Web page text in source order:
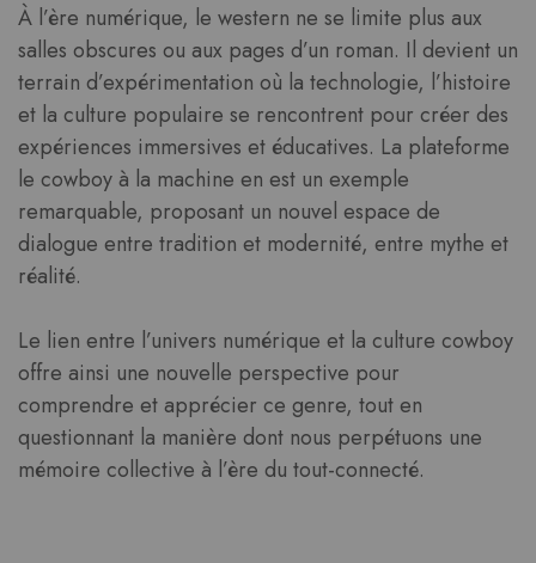
À l’ère numérique, le western ne se limite plus aux
salles obscures ou aux pages d’un roman. Il devient un
terrain d’expérimentation où la technologie, l’histoire
et la culture populaire se rencontrent pour créer des
expériences immersives et éducatives. La plateforme
le cowboy à la machine en est un exemple
remarquable, proposant un nouvel espace de
dialogue entre tradition et modernité, entre mythe et
réalité.
Le lien entre l’univers numérique et la culture cowboy
offre ainsi une nouvelle perspective pour
comprendre et apprécier ce genre, tout en
questionnant la manière dont nous perpétuons une
mémoire collective à l’ère du tout-connecté.